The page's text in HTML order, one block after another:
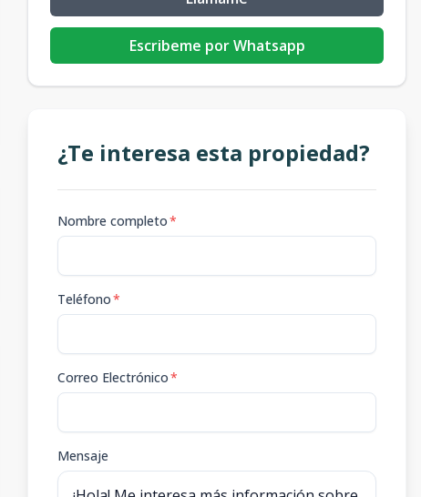
Escribeme por Whatsapp
¿Te interesa esta propiedad?
Nombre completo*
Teléfono*
Correo Electrónico*
Mensaje